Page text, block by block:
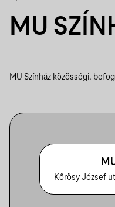
MU
MU Színház közösségi.
Kőrösy József